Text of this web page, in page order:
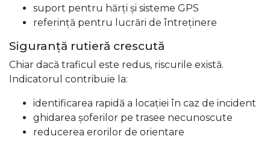
suport pentru hărți și sisteme GPS
referință pentru lucrări de întreținere
Siguranță rutieră crescută
Chiar dacă traficul este redus, riscurile există.
Indicatorul contribuie la:
identificarea rapidă a locației în caz de incident
ghidarea șoferilor pe trasee necunoscute
reducerea erorilor de orientare